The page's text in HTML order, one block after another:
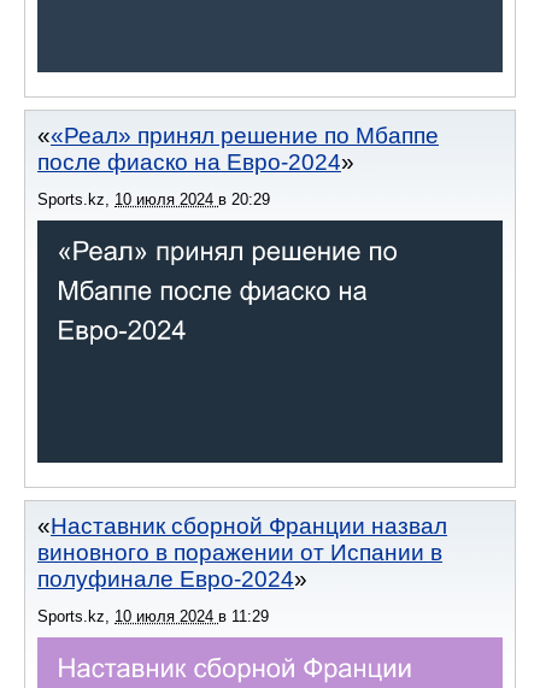
«Реал» принял решение по Мбаппе
после фиаско на Евро-2024
Sports.kz 10 июля 2024 в 20:29
Наставник сборной Франции назвал
виновного в поражении от Испании в
полуфинале Евро-2024
Sports.kz, 10 июля 2024 в 11:29